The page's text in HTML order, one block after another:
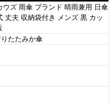
ウズ 雨傘 ブランド 晴雨兼用 日傘
丈夫 収納袋付き メンズ 黒 カッ
たたみか傘